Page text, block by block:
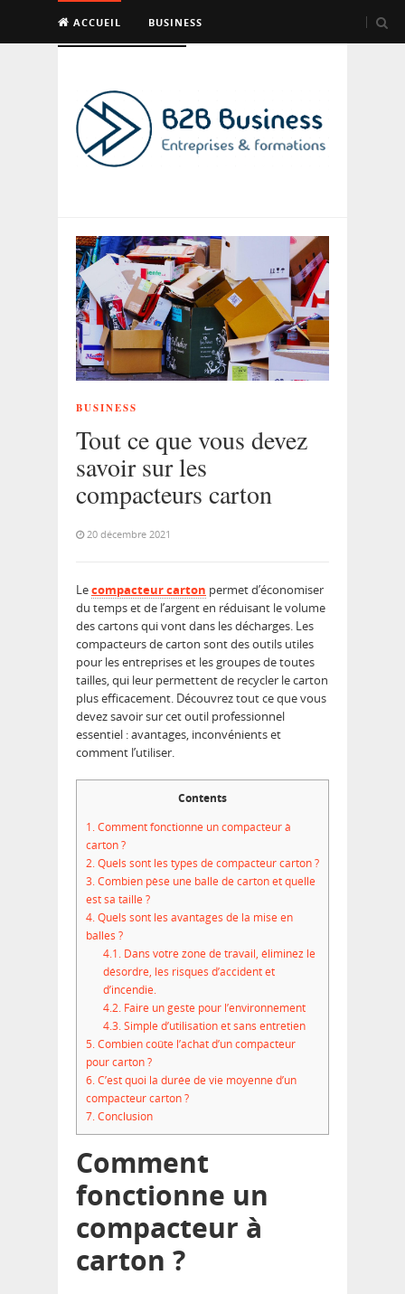
ACCUEIL BUSINESS
BUSINESS
Tout ce que vous devez
savoir sur les
compacteurs carton
20 décembre 2021
Lecompacteur carton permet d’économiser
du temps et de l’argent en réduisant le volume
des cartons qui vont dans les décharges. Les
compacteurs de carton sont des outils utiles
pour les entreprises et les groupes de toutes
tailles, qui leur permettent de recycler le carton
plus efficacement. Découvrez tout ce que vous
devez savoir sur cet outil professionnel
essentiel : avantages, inconvénients et
comment l’utiliser.
Contents
1.Comment fonctionne un compacteur à
carton ?
2.Quels sont les types de compacteur carton ?
3.Combien pèse une balle de carton et quelle
est sa taille ?
4.Quels sont les avantages de la mise en
balles ?
4.1.Dans votre zone de travail, éliminez le
désordre, les risques d’accident et
d’incendie.
4.2.Faire un geste pour l’environnement
4.3.Simple d’utilisation et sans entretien
5.Combien coûte l’achat d’un compacteur
pour carton ?
6.C’est quoi la durée de vie moyenne d’un
compacteur carton ?
7.Conclusion
Comment
fonctionne un
compacteur à
carton ?